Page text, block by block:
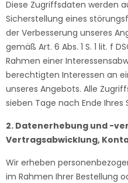
Diese Zugriffsdaten werden
Sicherstellung eines
der Verbesserung unseres
gemäß Art. 6 Abs. 1 S. 1 lit. f
Rahmen einer
berechtigten Interessen an
unseres Angebots. Alle
sieben Tage nach Ende
2. Datenerhebung und -
Vertragsabwicklung,
Wir erheben
im Rahmen Ihrer Bestellung